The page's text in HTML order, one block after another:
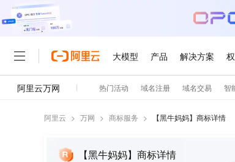
阿里云 > 万网 > 商标服务 > 【黑牛妈妈】商标详情
【黑牛妈妈】商标详情